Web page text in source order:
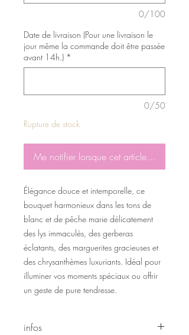
0/100
Date de livraison (Pour une livraison le
jour même la commande doit être passée
avant 14h.) *
0/50
Rupture de stock
Me notifier lorsque cet article est
Élégance douce et intemporelle, ce
bouquet harmonieux dans les tons de
blanc et de pêche marie délicatement
des lys immaculés, des gerberas
éclatants, des marguerites gracieuses et
des chrysanthèmes luxuriants. Idéal pour
illuminer vos moments spéciaux ou offrir
un geste de pure tendresse.
infos